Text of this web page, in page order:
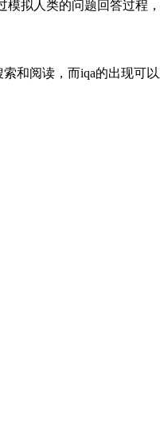
拟人类的问题回答过程
和阅读，而iqa的出现可